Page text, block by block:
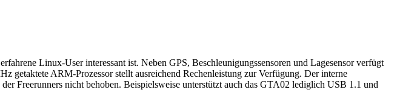
Linux-User interessant ist. Neben GPS, Beschleunigungssensoren und Lagesensor verfügt
ARM-Prozessor stellt ausreichend Rechenleistung zur Verfügung. Der interne
Freerunners nicht behoben. Beispielsweise unterstützt auch das GTA02 lediglich USB 1.1 und